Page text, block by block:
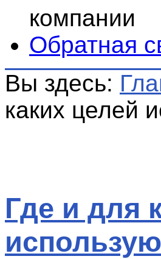
компании
Обратная
Вы здесь:
каких целей
Где и для